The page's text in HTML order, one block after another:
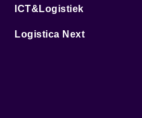
ICT&Logistiek
Logistica Next